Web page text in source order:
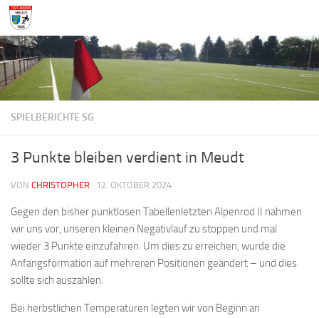
Zum Inhalt springen
SPIELBERICHTE SG
3 Punkte bleiben verdient in Meudt
VON CHRISTOPHER · 12. OKTOBER 2024
Gegen den bisher punktlosen Tabellenletzten Alpenrod II nahmen
wir uns vor, unseren kleinen Negativlauf zu stoppen und mal
wieder 3 Punkte einzufahren. Um dies zu erreichen, wurde die
Anfangsformation auf mehreren Positionen geändert – und dies
sollte sich auszahlen.
Bei herbstlichen Temperaturen legten wir von Beginn an